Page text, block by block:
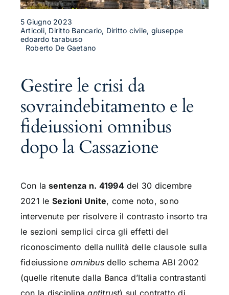
5 Giugno 2023
Articoli, Diritto Bancario, Diritto civile, giuseppe
edoardo tarabuso
Roberto De Gaetano
Gestire le crisi da
sovraindebitamento e le
fideiussioni omnibus
dopo la Cassazione
Con la sentenza n. 41994del 30 dicembre
2021 le Sezioni Unite, come noto, sono
intervenute per risolvere il contrasto insorto tra
le sezioni semplici circa gli effetti del
riconoscimento della nullità delle clausole sulla
fideiussioneomnibusdello schema ABI 2002
(quelle ritenute dalla Banca d’Italia contrastanti
con la disciplinaantitrust) sul contratto di